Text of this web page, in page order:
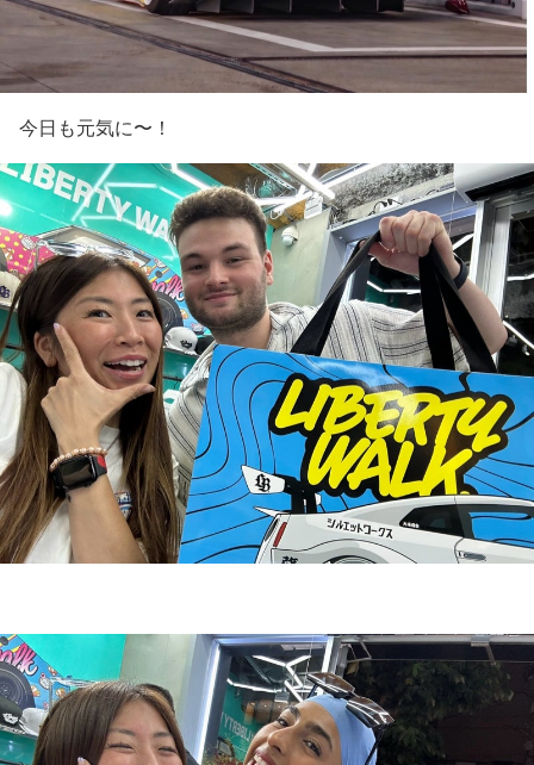
今日も元気に〜！